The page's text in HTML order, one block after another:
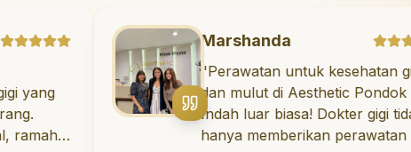
Marshanda
"Perawatan untuk kesehatan gigi
dan mulut di Aesthetic Pondok
Indah luar biasa! Dokter gigi tidak
hanya memberikan perawatan yang